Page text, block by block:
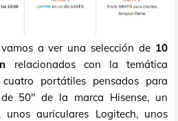
a ver una selección de 10
relacionados con la temática
portátiles pensados para
50" de la marca Hisense, un
auriculares Logitech, unos